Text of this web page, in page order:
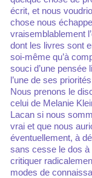
écrit, et nous
chose nous
vraisemblablement
dont les livres sont
soi-même qu’à
souci d’une pensée
l’une de ses
Nous prenons le
celui de Melanie
Lacan si nous
vrai et que nous
éventuellement, à
sans cesse le dos à
critiquer
modes de